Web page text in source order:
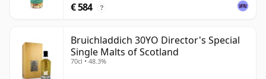
€ 584 ?
Bruichladdich 30YO Director's Special
Single Malts of Scotland
70cl • 48.3%